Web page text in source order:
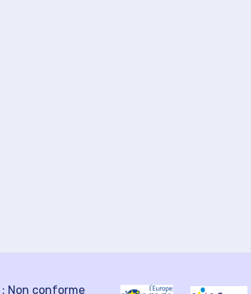
Non conforme